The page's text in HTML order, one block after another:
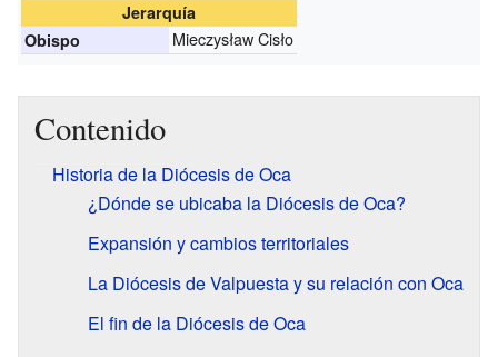
Jerarquía
Obispo
Mieczysław Cisło
Contenido
Historia de la Diócesis de Oca
¿Dónde se ubicaba la Diócesis de Oca?
Expansión y cambios territoriales
La Diócesis de Valpuesta y su relación con Oca
El fin de la Diócesis de Oca